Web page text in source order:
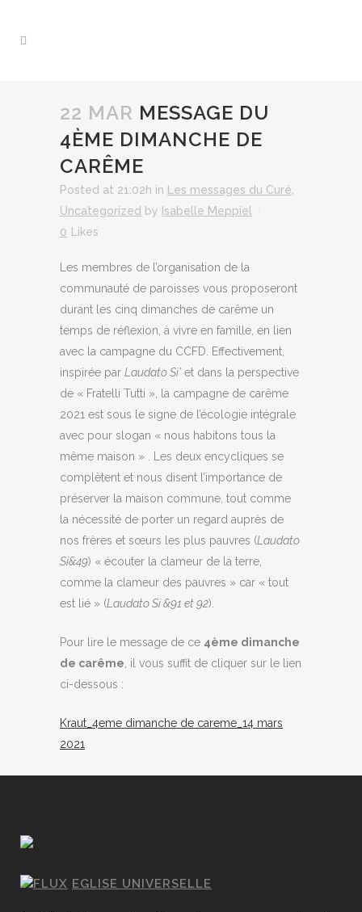
22 MAR MESSAGE DU
4ÈME DIMANCHE DE
CARÊME
Posted at 21:02h in Les messages du Curé
Uncategorized by Isabelle Meppiel
0
Likes
Les membres de l’organisation de la
communauté de paroisses vous proposeront
durant les cinq dimanches de carême un
temps de réflexion, à vivre en famille, en lien
avec la campagne du CCFD. Effectivement,
inspirée par Laudato Si’ et dans la perspective
de « Fratelli Tutti », la campagne de carême
2021 est sous le signe de l’écologie intégrale
avec pour slogan « nous habitons tous la
même maison » . Les deux encycliques se
complètent et nous disent l’importance de
préserver la maison commune, tout comme
la nécessité de porter un regard auprès de
nos frères et sœurs les plus pauvres (Laudato
Si&49) « écouter la clameur de la terre,
comme la clameur des pauvres » car « tout
est lié » (Laudato Si &91 et 92).
Pour lire le message de ce 4ème dimanche
de carême , il vous suffit de cliquer sur le lien
ci-dessous :
Kraut_4eme dimanche de careme_14 mars
2021
EGLISE UNIVERSELLE